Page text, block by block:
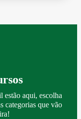
estão aqui, escolha
categorias que vão